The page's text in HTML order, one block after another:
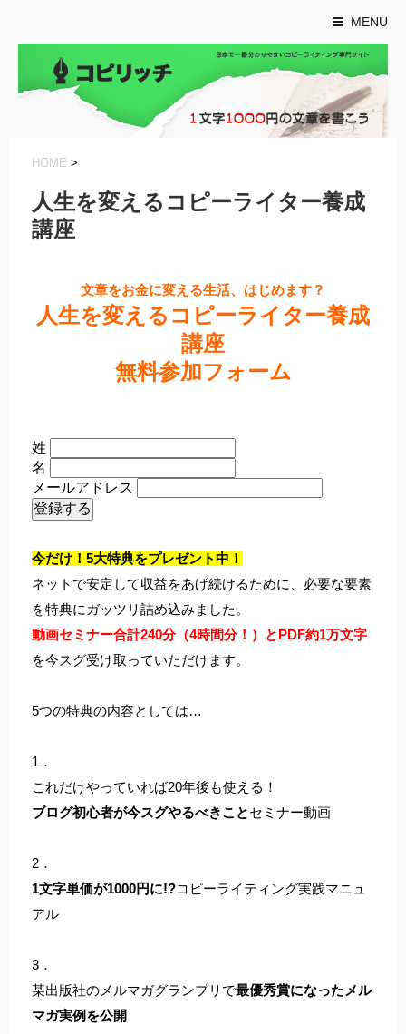
MENU
HOME >
人生を変えるコピーライター養成
講座
文章をお金に変える生活、はじめます？
人生を変えるコピーライター養成
講座
無料参加フォーム
姓
名
メールアドレス
今だけ！5大特典をプレゼント中！
ネットで安定して収益をあげ続けるために、必要な要素
を特典にガッツリ詰め込みました。
動画セミナー合計240分（4時間分！）とPDF約1万文字
を今スグ受け取っていただけます。
5つの特典の内容としては…
1．
これだけやっていれば20年後も使える！
ブログ初心者が今スグやるべきことセミナー動画
2．
1文字単価が1000円に!?コピーライティング実践マニュ
アル
3．
某出版社のメルマガグランプリで最優秀賞になったメル
マガ実例を公開